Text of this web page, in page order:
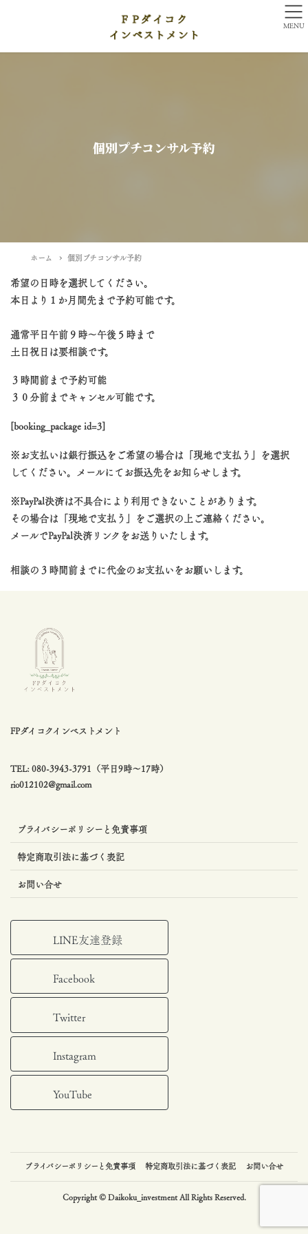
個別プチコンサル予約
ホーム 個別プチコンサル予約
希望の日時を選択してください。
本日より１か月間先まで予約可能です。
通常平日午前９時〜午後５時まで
土日祝日は要相談です。
３時間前まで予約可能
３０分前までキャンセル可能です。
[booking_package id=3]
※お支払いは銀行振込をご希望の場合は「現地で支払う」を選択
してください。メールにてお振込先をお知らせします。
※PayPal決済は不具合により利用できないことがあります。
その場合は「現地で支払う」をご選択の上ご連絡ください。
メールでPayPal決済リンクをお送りいたします。
相談の３時間前までに代金のお支払いをお願いします。
FPダイコクインベストメント
TEL: 080-3943-3791（平日9時〜17時）
rio012102@gmail.com
プライバシーポリシーと免責事項
特定商取引法に基づく表記
お問い合せ
LINE友達登録
Facebook
Twitter
Instagram
YouTube
プライバシーポリシーと免責事項 特定商取引法に基づく表記 お問い合せ
Copyright © Daikoku_investment All Rights Reserved.
MENU